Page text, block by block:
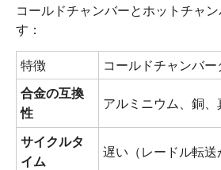
コールドチャンバーとホットチャ
す：
特徴 コールドチャンバー
合金の互換
性
アルミニウム、銅、
サイクルタ
イム
遅い（レードル転送